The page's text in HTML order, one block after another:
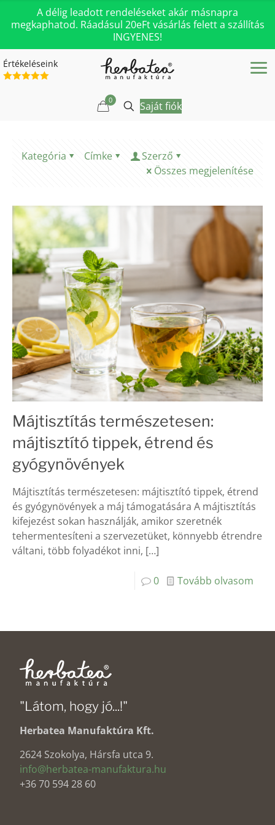
A délig leadott rendeléseket akár másnapra
megkaphatod. Ráadásul 20eFt vásárlás felett a szállítás
INGYENES!
Értékeléseink
0 Saját fiók
Kategória Címke
Szerző
Összes megjelenítése
Májtisztítás természetesen:
májtisztító tippek, étrend és
gyógynövények
Májtisztítás természetesen: májtisztító tippek, étrend
és gyógynövények a máj támogatására A májtisztítás
kifejezést sokan használják, amikor szeretnék
tehermentesíteni a szervezetüket, könnyebb étrendre
váltani, több folyadékot inni, […]
0 Tovább olvasom
"Látom, hogy jó...!"
Herbatea Manufaktúra Kft.
2624 Szokolya, Hársfa utca 9.
info@herbatea-manufaktura.hu
+36 70 594 28 60